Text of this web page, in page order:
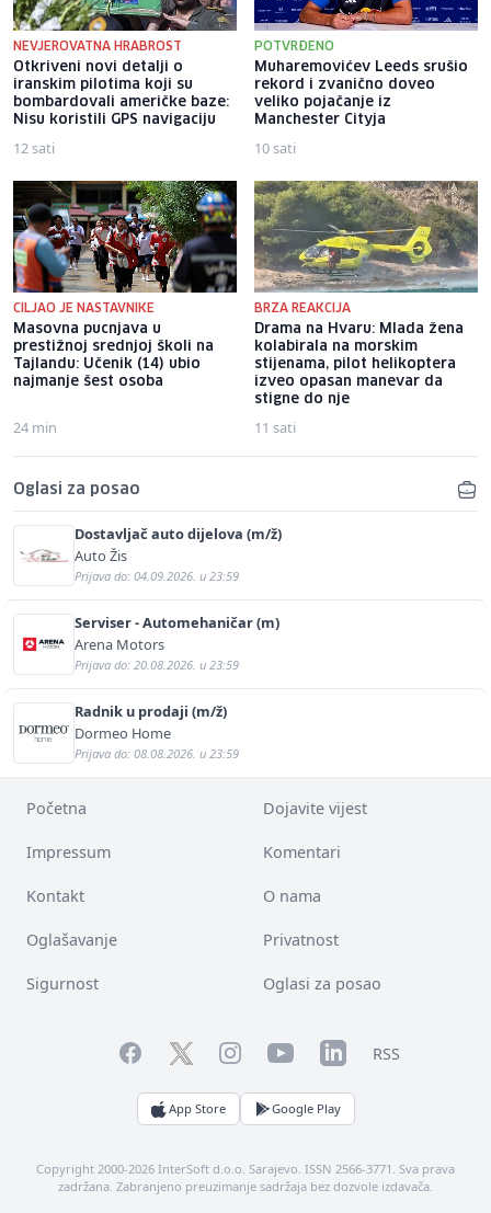
NEVJEROVATNA HRABROST
Otkriveni novi detalji o
iranskim pilotima koji su
bombardovali američke baze:
Nisu koristili GPS navigaciju
12 sati
POTVRĐENO
Muharemovićev Leeds srušio
rekord i zvanično doveo
veliko pojačanje iz
Manchester Cityja
10 sati
CILJAO JE NASTAVNIKE
Masovna pucnjava u
prestižnoj srednjoj školi na
Tajlandu: Učenik (14) ubio
najmanje šest osoba
24 min
BRZA REAKCIJA
Drama na Hvaru: Mlada žena
kolabirala na morskim
stijenama, pilot helikoptera
izveo opasan manevar da
stigne do nje
11 sati
Oglasi za posao
Dostavljač auto dijelova (m/ž)
Auto Žis
Prijava do: 04.09.2026. u 23:59
Serviser - Automehaničar (m)
Arena Motors
Prijava do: 20.08.2026. u 23:59
Radnik u prodaji (m/ž)
Dormeo Home
Prijava do: 08.08.2026. u 23:59
Početna Dojavite vijest
Impressum Komentari
Kontakt O nama
Oglašavanje Privatnost
Sigurnost Oglasi za posao
FacebookTwitterInstagramYouTubeLinkedInRSS
App Store Google Play
Copyright 2000-2026 InterSoft d.o.o. Sarajevo. ISSN 2566-3771. Sva prava
zadržana. Zabranjeno preuzimanje sadržaja bez dozvole izdavača.